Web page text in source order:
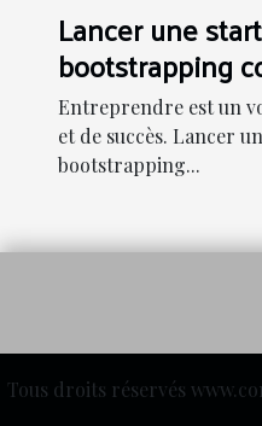
Lancer une
bootstrapping
pratiques
Entreprendre est un
et de succès. Lancer
bootstrapping...
Tous droits réservés